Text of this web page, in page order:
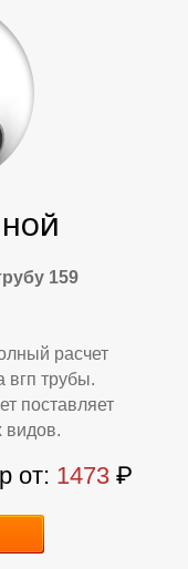
159
расчет
вгп трубы.
поставляет
видов.
от: 1473 ₽